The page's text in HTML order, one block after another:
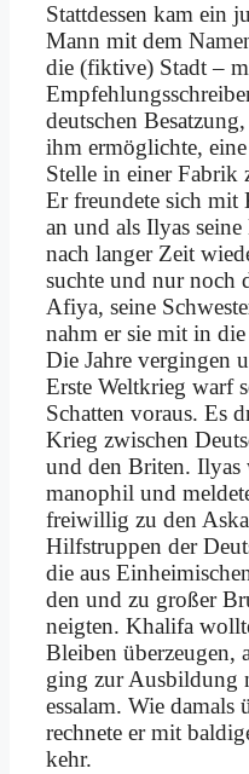
Statt­des­sen kam ein
Mann mit dem
die (fik­ti­ve) Stadt –
deut­schen
ihm er­mög­lich­te,
Stel­le in ei­ner Fa­brik
Er freun­de­te sich mit
an und als Ily­as sei­ne
nach lan­ger Zeit
such­te und nur noch
Afi­ya, sei­ne
nahm er sie mit in die
Die Jah­re ver­gin­gen
Er­ste Welt­krieg warf
Schat­ten vor­aus. Es
Krieg zwi­schen
und den Bri­ten.
ma­no­phil und
frei­wil­lig zu den
Hilfs­trup­pen der
die aus
den und zu gro­ßer
neig­ten. Kha­li­fa
Blei­ben über­zeu­gen,
ging zur Aus­bil­dung
essa­lam. Wie da­mals
rech­ne­te er mit
kehr.